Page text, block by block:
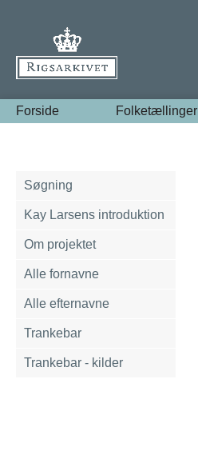
Forside Folketællinger
Søgning
Kay Larsens introduktion
Om projektet
Alle fornavne
Alle efternavne
Trankebar
Trankebar - kilder